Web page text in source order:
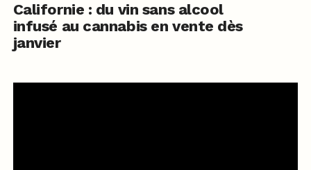
Californie : du vin sans alcool
infusé au cannabis en vente dès
janvier